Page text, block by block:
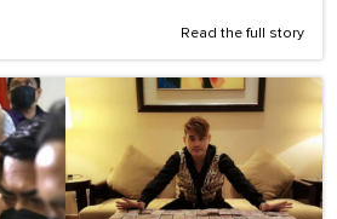
Read the full story